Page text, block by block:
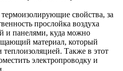
свойства, за
прослойка воздуха
и панелями, куда можно
материал, который
теплоизоляцией. Также в этот
электропроводку и